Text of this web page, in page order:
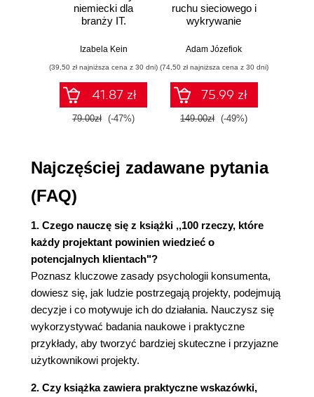
co zrobić z danym obiektem (15)
9. Ludzie sądzą, że obiekty, które są blisko siebie,
są ze sobą powiązane (21)
jest nieprzyjemne dla oczu (22)
12. Znaczenie kolorów jest różne w różnych
kulturach (27)
JAK LUDZIE CZYTAJĄ
13. To mit, że duże litery utrudniają czytanie (30)
14. Czytanie i rozumienie to dwie różne sprawy (33)
15. Umiejętność identyfikowania wzorców pozwala
ludziom rozpoznawać litery w różnych krojach (37)
niemiecki dla
branży IT.
przykłady i
Izabela Kein
(39,50 zł najniższa cena z 30 dni)
41.87 zł
79.00zł (-47%)
ruchu sieciowego i
wykrywanie
Adam Józefiok
(74,50 zł najniższa cena z 30 dni)
75.99 zł
149.00zł (-49%)
Najczęściej zadawane pytania
(FAQ)
1. Czego nauczę się z książki ,,100 rzeczy, które
każdy projektant powinien wiedzieć o
potencjalnych klientach"?
Poznasz kluczowe zasady psychologii konsumenta,
dowiesz się, jak ludzie postrzegają projekty, podejmują
decyzje i co motywuje ich do działania. Nauczysz się
wykorzystywać badania naukowe i praktyczne
przykłady, aby tworzyć bardziej skuteczne i przyjazne
użytkownikowi projekty.
2. Czy książka zawiera praktyczne wskazówki,